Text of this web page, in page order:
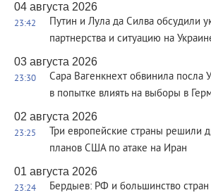
04 августа 2026
23:42
Путин и Лула да Силва обсудили
партнерства и ситуацию на
03 августа 2026
23:30
Сара Вагенкнехт обвинила посла
в попытке влиять на выборы в
02 августа 2026
23:25
Три европейские страны решили
планов США по атаке на Иран
01 августа 2026
23:24
Бердыев: РФ и большинство стран